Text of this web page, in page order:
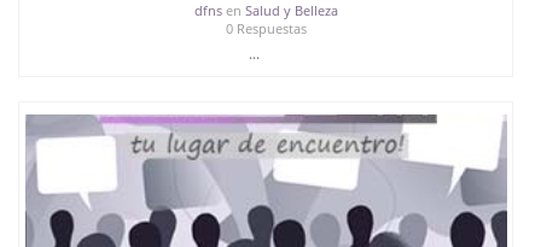
前十名，工学院排名在前十五名，且继续攀升中。纽
约大学为学生们提供本科、硕士及博士学位。学校的
专业课程包括：会计学、MBA、财务、教育、建筑工
学、美术、电子工程、天文学、农业、环境污染控
制、历史、电气工程、生物工程、建筑设计、工商管
理、材料科学、机械工程、航天工程、土木工程、数
学、化学、英语、社会科学、心理学、戏剧、市场营
销、机械工程、计算机科学、物理学、人工智能、商
科、金融专业 1、客户提供相关材料，确定客户办理
dfnsen Salud y Belleza
0 Respuestas
...